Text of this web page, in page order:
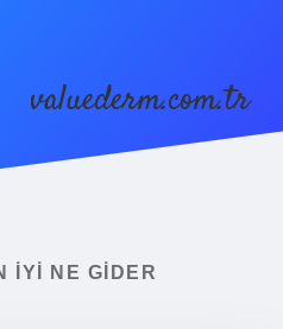
valuederm.com.tr
IYI NE GIDER